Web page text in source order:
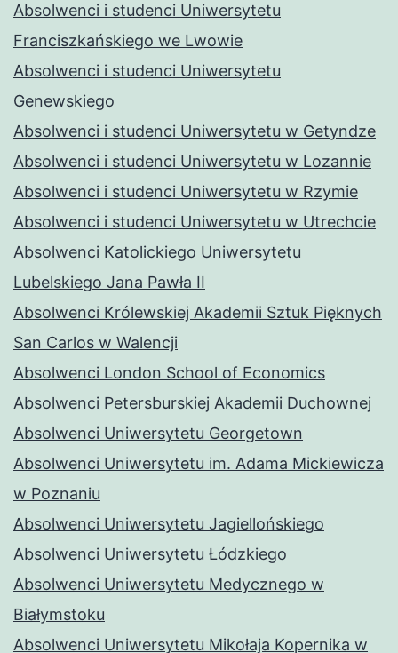
Absolwenci i studenci Uniwersytetu
Franciszkańskiego we Lwowie
Absolwenci i studenci Uniwersytetu
Genewskiego
Absolwenci i studenci Uniwersytetu w Getyndze
Absolwenci i studenci Uniwersytetu w Lozannie
Absolwenci i studenci Uniwersytetu w Rzymie
Absolwenci i studenci Uniwersytetu w Utrechcie
Absolwenci Katolickiego Uniwersytetu
Lubelskiego Jana Pawła II
Absolwenci Królewskiej Akademii Sztuk Pięknych
San Carlos w Walencji
Absolwenci London School of Economics
Absolwenci Petersburskiej Akademii Duchownej
Absolwenci Uniwersytetu Georgetown
Absolwenci Uniwersytetu im. Adama Mickiewicza
w Poznaniu
Absolwenci Uniwersytetu Jagiellońskiego
Absolwenci Uniwersytetu Łódzkiego
Absolwenci Uniwersytetu Medycznego w
Białymstoku
Absolwenci Uniwersytetu Mikołaja Kopernika w